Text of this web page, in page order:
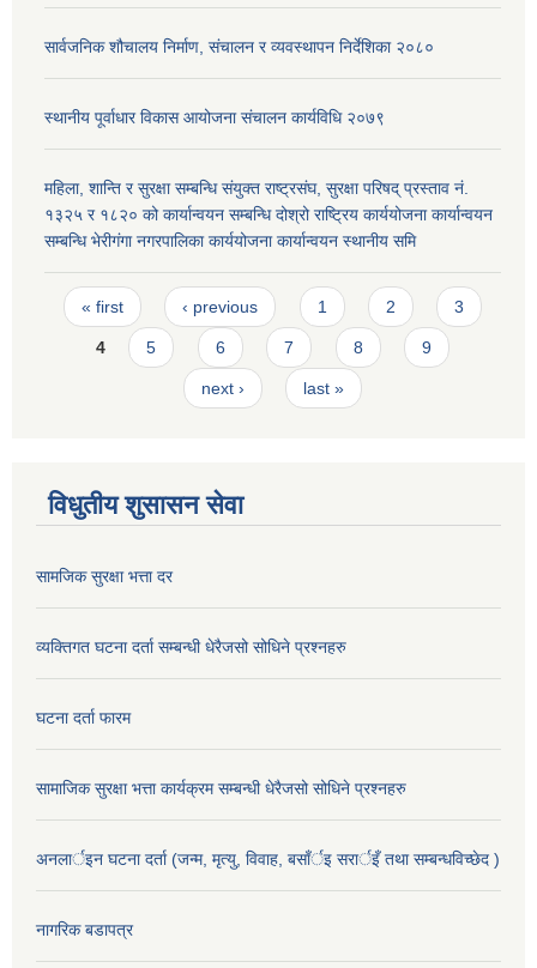
सार्वजनिक शौचालय निर्माण, संचालन र व्यवस्थापन निर्देशिका २०८०
स्थानीय पूर्वाधार विकास आयोजना संचालन कार्यविधि २०७९
महिला, शान्ति र सुरक्षा सम्बन्धि संयुक्त राष्ट्रसंघ, सुरक्षा परिषद् प्रस्ताव नं.
१३२५ र १८२० को कार्यान्वयन सम्बन्धि दोश्रो राष्ट्रिय कार्ययोजना कार्यान्वयन
सम्बन्धि भेरीगंगा नगरपालिका कार्ययोजना कार्यान्वयन स्थानीय समि
Pages
« first ‹ previous 1 2 3
4 5 6 7 8 9
next › last »
विधुतीय शुसासन सेवा
सामजिक सुरक्षा भत्ता दर
व्यक्तिगत घटना दर्ता सम्बन्धी धेरैजसो सोधिने प्रश्नहरु
घटना दर्ता फारम
सामाजिक सुरक्षा भत्ता कार्यक्रम सम्बन्धी धेरैजसो सोधिने प्रश्नहरु
अनलार्इन घटना दर्ता (जन्म, मृत्यु, विवाह, बसाँर्इ सरार्इँ तथा सम्बन्धविच्छेद )
नागरिक बडापत्र